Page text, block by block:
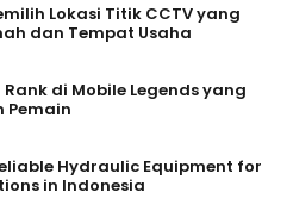
Lokasi Titik CCTV yang
dan Tempat Usaha
Rank di Mobile Legends yang
Pemain
Hydraulic Equipment for
in Indonesia